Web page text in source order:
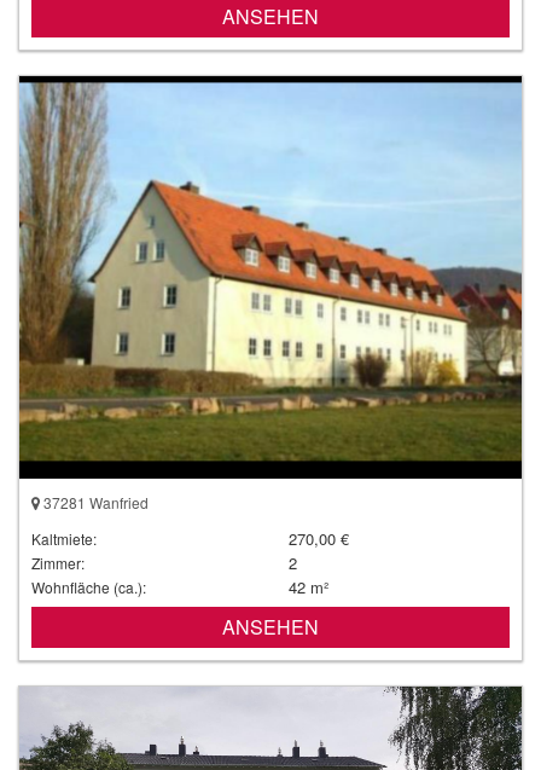
ANSEHEN
37281 Wanfried
Kaltmiete:
270,00 €
Zimmer: 2
Wohnfläche (ca.): 42 m²
ANSEHEN